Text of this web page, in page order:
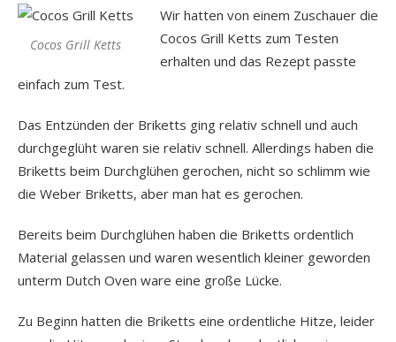
Cocos Grill Ketts
Wir hatten von einem Zuschauer die
Cocos Grill Ketts zum Testen
erhalten und das Rezept passte
einfach zum Test.
Das Entzünden der Briketts ging relativ schnell und auch
durchgeglüht waren sie relativ schnell. Allerdings haben die
Briketts beim Durchglühen gerochen, nicht so schlimm wie
die Weber Briketts, aber man hat es gerochen.
Bereits beim Durchglühen haben die Briketts ordentlich
Material gelassen und waren wesentlich kleiner geworden
unterm Dutch Oven ware eine große Lücke.
Zu Beginn hatten die Briketts eine ordentliche Hitze, leider